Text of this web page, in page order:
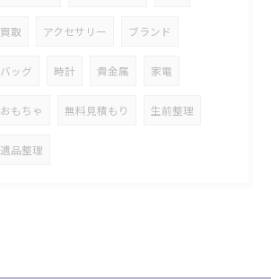
買取 アクセサリー ブランド
バッグ 時計 貴金属 家電
おもちゃ 無料見積もり 生前整理
遺品整理